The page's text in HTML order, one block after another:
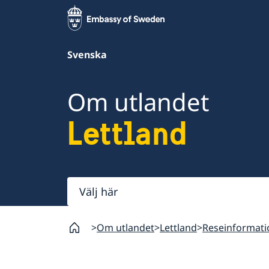
Svenska
Om utlandet
Lettland
Välj
här
Om utlandet Lettland